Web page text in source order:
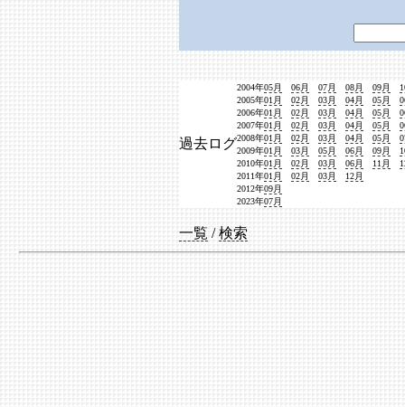
過去ログ
2004年05月 06月 07月 08月 09月
2005年01月 02月 03月 04月 05月
2006年01月 02月 03月 04月 05月
2007年01月 02月 03月 04月 05月
2008年01月 02月 03月 04月 05月
2009年01月 03月 05月 06月 09月
2010年01月 02月 03月 06月 11月
2011年01月 02月 03月
12月
2012年09月
2023年07月
一覧 /検索